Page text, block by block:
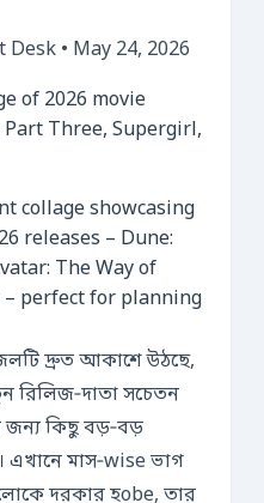
• May 24, 2026
collage showcasing
releases – Dune:
The Way of
– perfect for planning
দ্রুত আকাশে উঠছে,
রিলিজ‑দাতা সচেতন
কিছু বড়‑বড়
এখানে মাস‑wise ভাগ
দরকার হobe, তার